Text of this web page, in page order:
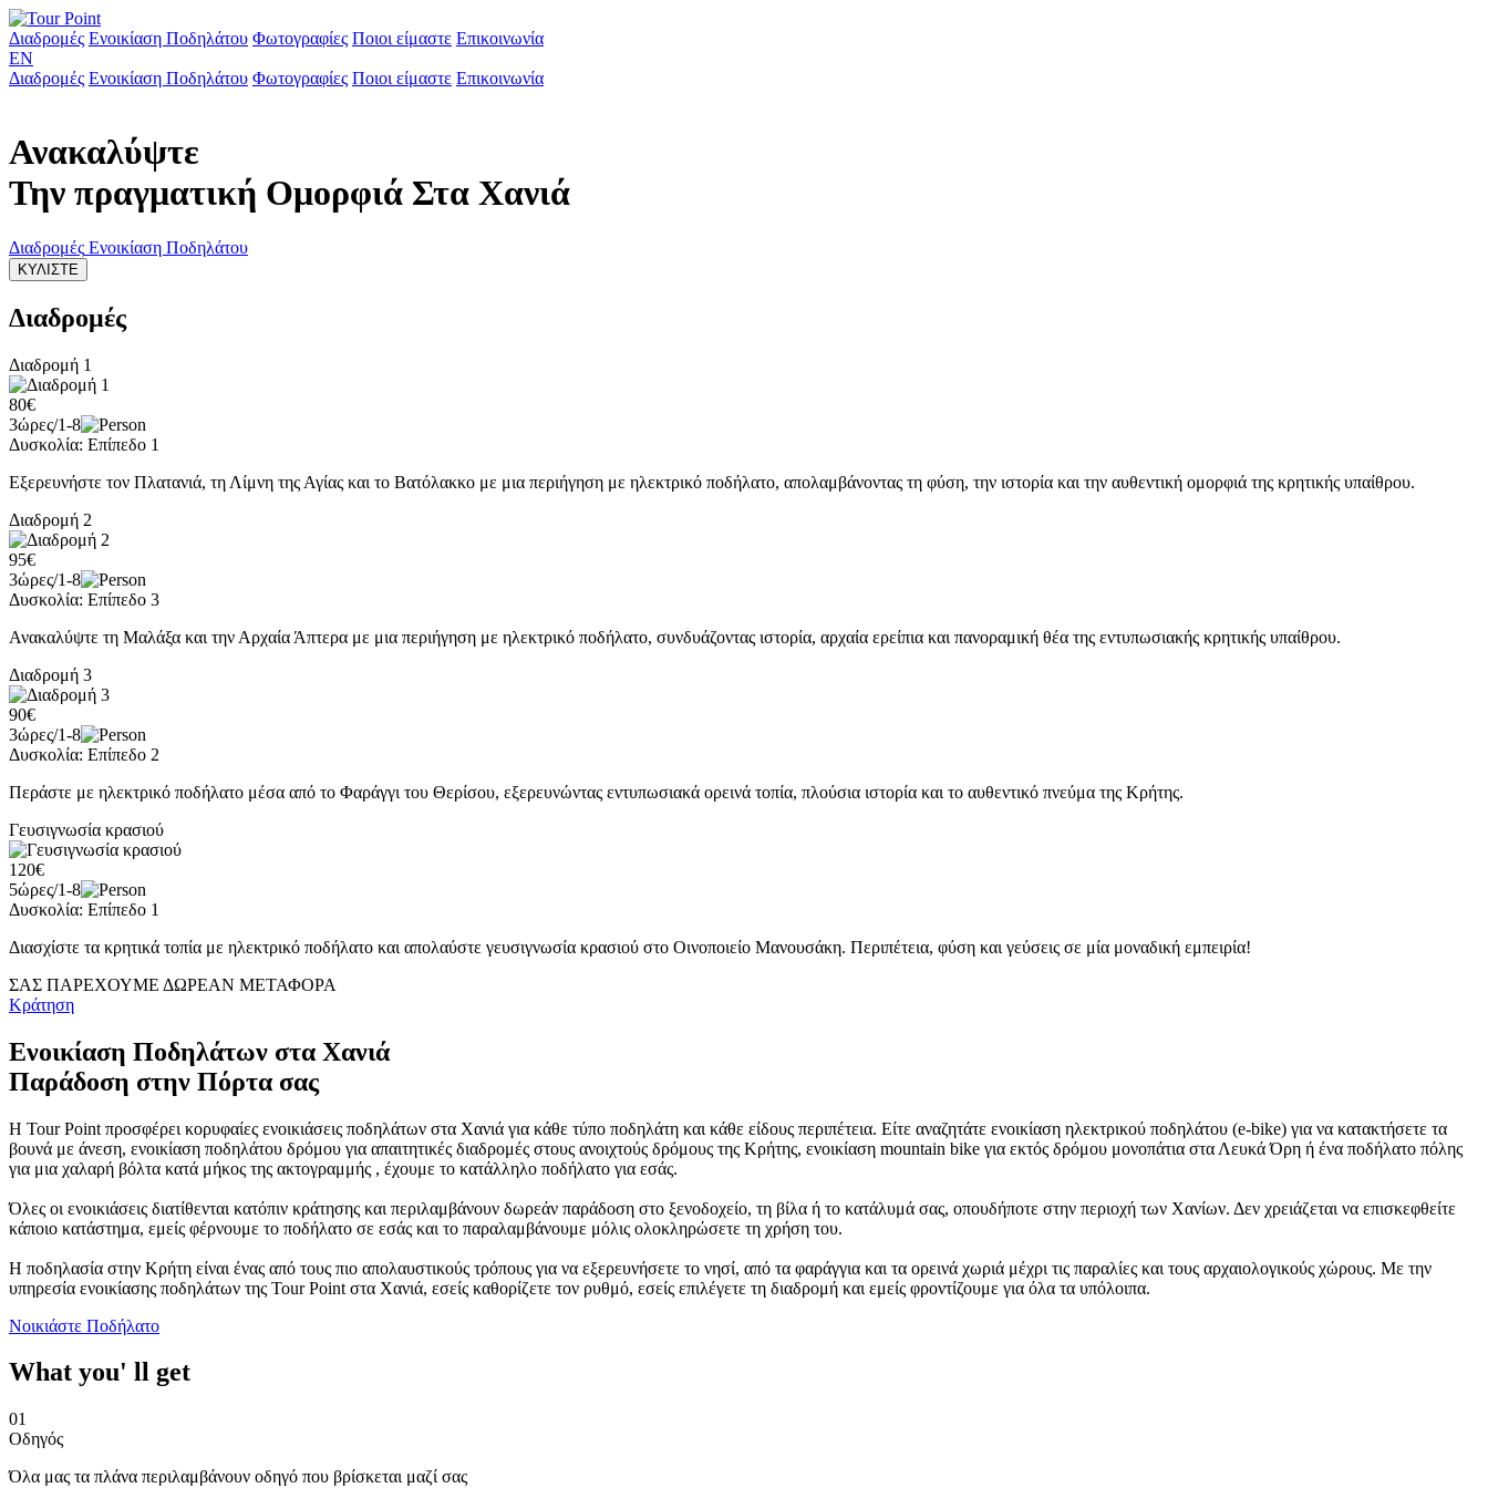
Διαδρομές Ενοικίαση Ποδηλάτου Φωτογραφίες Ποιοι είμαστε Επικοινωνία
ΕΝ
Διαδρομές Ενοικίαση Ποδηλάτου Φωτογραφίες Ποιοι είμαστε Επικοινωνία
Ανακαλύψτε
Την πραγματική Ομορφιά Στα Χανιά
Διαδρομές Ενοικίαση Ποδηλάτου
ΚΥΛΙΣΤΕ
Διαδρομές
Διαδρομή 1
80€
3ώρες/1-8
Δυσκολία: Επίπεδο 1
Εξερευνήστε τον Πλατανιά, τη Λίμνη της Αγίας και το Βατόλακκο με μια περιήγηση με ηλεκτρικό ποδήλατο, απολαμβάνοντας τη φύση, την ιστορία και την αυθεντική ομορφιά της κρητικής υπαίθρου.
Διαδρομή 2
95€
3ώρες/1-8
Δυσκολία: Επίπεδο 3
Ανακαλύψτε τη Μαλάξα και την Αρχαία Άπτερα με μια περιήγηση με ηλεκτρικό ποδήλατο, συνδυάζοντας ιστορία, αρχαία ερείπια και πανοραμική θέα της εντυπωσιακής κρητικής υπαίθρου.
Διαδρομή 3
90€
3ώρες/1-8
Δυσκολία: Επίπεδο 2
Περάστε με ηλεκτρικό ποδήλατο μέσα από το Φαράγγι του Θερίσου, εξερευνώντας εντυπωσιακά ορεινά τοπία, πλούσια ιστορία και το αυθεντικό πνεύμα της Κρήτης.
Γευσιγνωσία κρασιού
120€
5ώρες/1-8
Δυσκολία: Επίπεδο 1
Διασχίστε τα κρητικά τοπία με ηλεκτρικό ποδήλατο και απολαύστε γευσιγνωσία κρασιού στο Οινοποιείο Μανουσάκη. Περιπέτεια, φύση και γεύσεις σε μία μοναδική εμπειρία!
ΣΑΣ ΠΑΡΕΧΟΥΜΕ ΔΩΡΕΑΝ ΜΕΤΑΦΟΡΑ
Κράτηση
Ενοικίαση Ποδηλάτων στα Χανιά
Παράδοση στην Πόρτα σας
Η Tour Point προσφέρει κορυφαίες ενοικιάσεις ποδηλάτων στα Χανιά για κάθε τύπο ποδηλάτη και κάθε είδους περιπέτεια. Είτε αναζητάτε ενοικίαση ηλεκτρικού ποδηλάτου (e-bike) για να κατακτήσετε τα
βουνά με άνεση, ενοικίαση ποδηλάτου δρόμου για απαιτητικές διαδρομές στους ανοιχτούς δρόμους της Κρήτης, ενοικίαση mountain bike για εκτός δρόμου μονοπάτια στα Λευκά Όρη ή ένα ποδήλατο πόλης
για μια χαλαρή βόλτα κατά μήκος της ακτογραμμής , έχουμε το κατάλληλο ποδήλατο για εσάς.
Όλες οι ενοικιάσεις διατίθενται κατόπιν κράτησης και περιλαμβάνουν δωρεάν παράδοση στο ξενοδοχείο, τη βίλα ή το κατάλυμά σας, οπουδήποτε στην περιοχή των Χανίων. Δεν χρειάζεται να επισκεφθείτε
κάποιο κατάστημα, εμείς φέρνουμε το ποδήλατο σε εσάς και το παραλαμβάνουμε μόλις ολοκληρώσετε τη χρήση του.
Η ποδηλασία στην Κρήτη είναι ένας από τους πιο απολαυστικούς τρόπους για να εξερευνήσετε το νησί, από τα φαράγγια και τα ορεινά χωριά μέχρι τις παραλίες και τους αρχαιολογικούς χώρους. Με την
υπηρεσία ενοικίασης ποδηλάτων της Tour Point στα Χανιά, εσείς καθορίζετε τον ρυθμό, εσείς επιλέγετε τη διαδρομή και εμείς φροντίζουμε για όλα τα υπόλοιπα.
Νοικιάστε Ποδήλατο
What you' ll get
01
Οδηγός
Όλα μας τα πλάνα περιλαμβάνουν οδηγό που βρίσκεται μαζί σας